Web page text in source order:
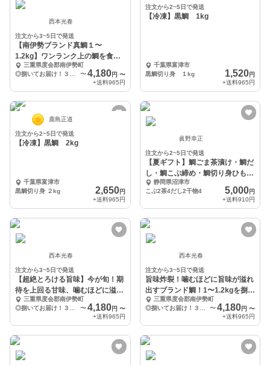
西本光春
注文から3~5日で発送
【南伊勢ブランド真鯛１〜
1.2kg】ワンランク上の鯛を食べ
てもらい鯛！贈り物に！
三重県度会郡南伊勢町
〜 4,180円 〜
+送料965円
注文から2~5日で発送
【冷凍】黒鯛 1kg
千葉県富津市
黒鯛切り身 １kg
1,520円
+送料965円
鹿島正道
注文から2~5日で発送
【冷凍】黒鯛 2kg
千葉県富津市
黒鯛切り身 ２kg
2,650円
+送料965円
眞野幸正
注文から2~5日で発送
【夏ギフト】鯛ごま茶漬け・鯛だ
し・鯛こぶ締め・鯛切り身ひもの
セット
静岡県沼津市
こぶ2茶4だし2干物4
5,000円
+送料910円
西本光春
注文から3~5日で発送
【超絶とろける旨味】今が旬！期
待を上回る甘味、噛むほどに溢れ
る旨味！
三重県度会郡南伊勢町
〜 4,180円 〜
+送料965円
西本光春
注文から3~5日で発送
旨味炸裂！噛むほどに旨味が溢れ
出すブランド鯛！1〜1.2kgを捌い
てお届け◎
三重県度会郡南伊勢町
〜4,180円 〜
+送料965円